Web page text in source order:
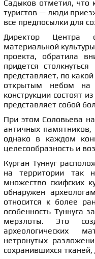
Садыков отметил, что
туристов — люди
все предпосылки для
Директор Центра
материальной
проекта, обратила
придется
представляет, по
открытым небом на
конструкции состоят
представляет собой
При этом Соловьева
античных
однако в каждом
целесообразность и
Курган Туннуг
на территории так
множество скифских
обнаружен
относится к более
особенность Туннуга
мерзлоты. Это
археологических
нетронутых
сохранившихся